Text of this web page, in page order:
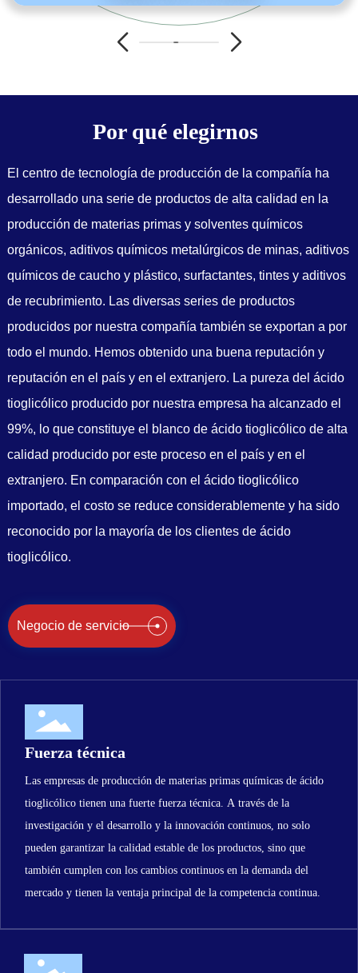
Por qué elegirnos
El centro de tecnología de producción de la compañía ha
desarrollado una serie de productos de alta calidad en la
producción de materias primas y solventes químicos
orgánicos, aditivos químicos metalúrgicos de minas, aditivos
químicos de caucho y plástico, surfactantes, tintes y aditivos
de recubrimiento. Las diversas series de productos
producidos por nuestra compañía también se exportan a por
todo el mundo. Hemos obtenido una buena reputación y
reputación en el país y en el extranjero. La pureza del ácido
tioglicólico producido por nuestra empresa ha alcanzado el
99%, lo que constituye el blanco de ácido tioglicólico de alta
calidad producido por este proceso en el país y en el
extranjero. En comparación con el ácido tioglicólico
importado, el costo se reduce considerablemente y ha sido
reconocido por la mayoría de los clientes de ácido
tioglicólico.
Negocio de servicio
Fuerza técnica
Las empresas de producción de materias primas químicas de ácido
tioglicólico tienen una fuerte fuerza técnica. A través de la
investigación y el desarrollo y la innovación continuos, no solo
pueden garantizar la calidad estable de los productos, sino que
también cumplen con los cambios continuos en la demanda del
mercado y tienen la ventaja principal de la competencia continua.